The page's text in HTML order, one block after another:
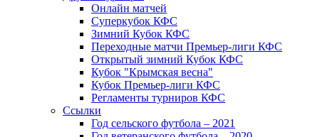
Онлайн матчей
Суперкубок КФС
Зимний Кубок КФС
Переходные матчи Премьер-лиги КФС
Открытый зимний Кубок КФС
Кубок "Крымская весна"
Кубок Премьер-лиги КФС
Регламенты турниров КФС
Ссылки
Год сельского футбола – 2021